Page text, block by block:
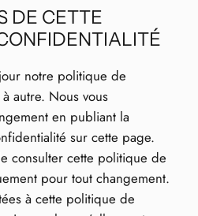
DE CETTE
notre politique de
autre. Nous vous
en publiant la
sur cette page.
consulter cette politique de
pour tout changement.
à cette politique de